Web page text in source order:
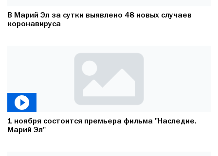
В Марий Эл за сутки выявлено 48 новых случаев
коронавируса
1 ноября состоится премьера фильма "Наследие.
Марий Эл"